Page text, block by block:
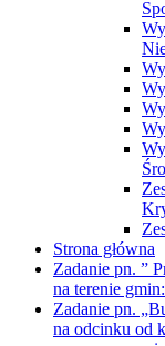
Strona główna
Zadanie pn. ”
na terenie
Zadanie pn.
na odcinku od